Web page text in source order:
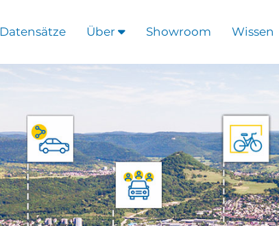
Datensätze Über Showroom Wissen